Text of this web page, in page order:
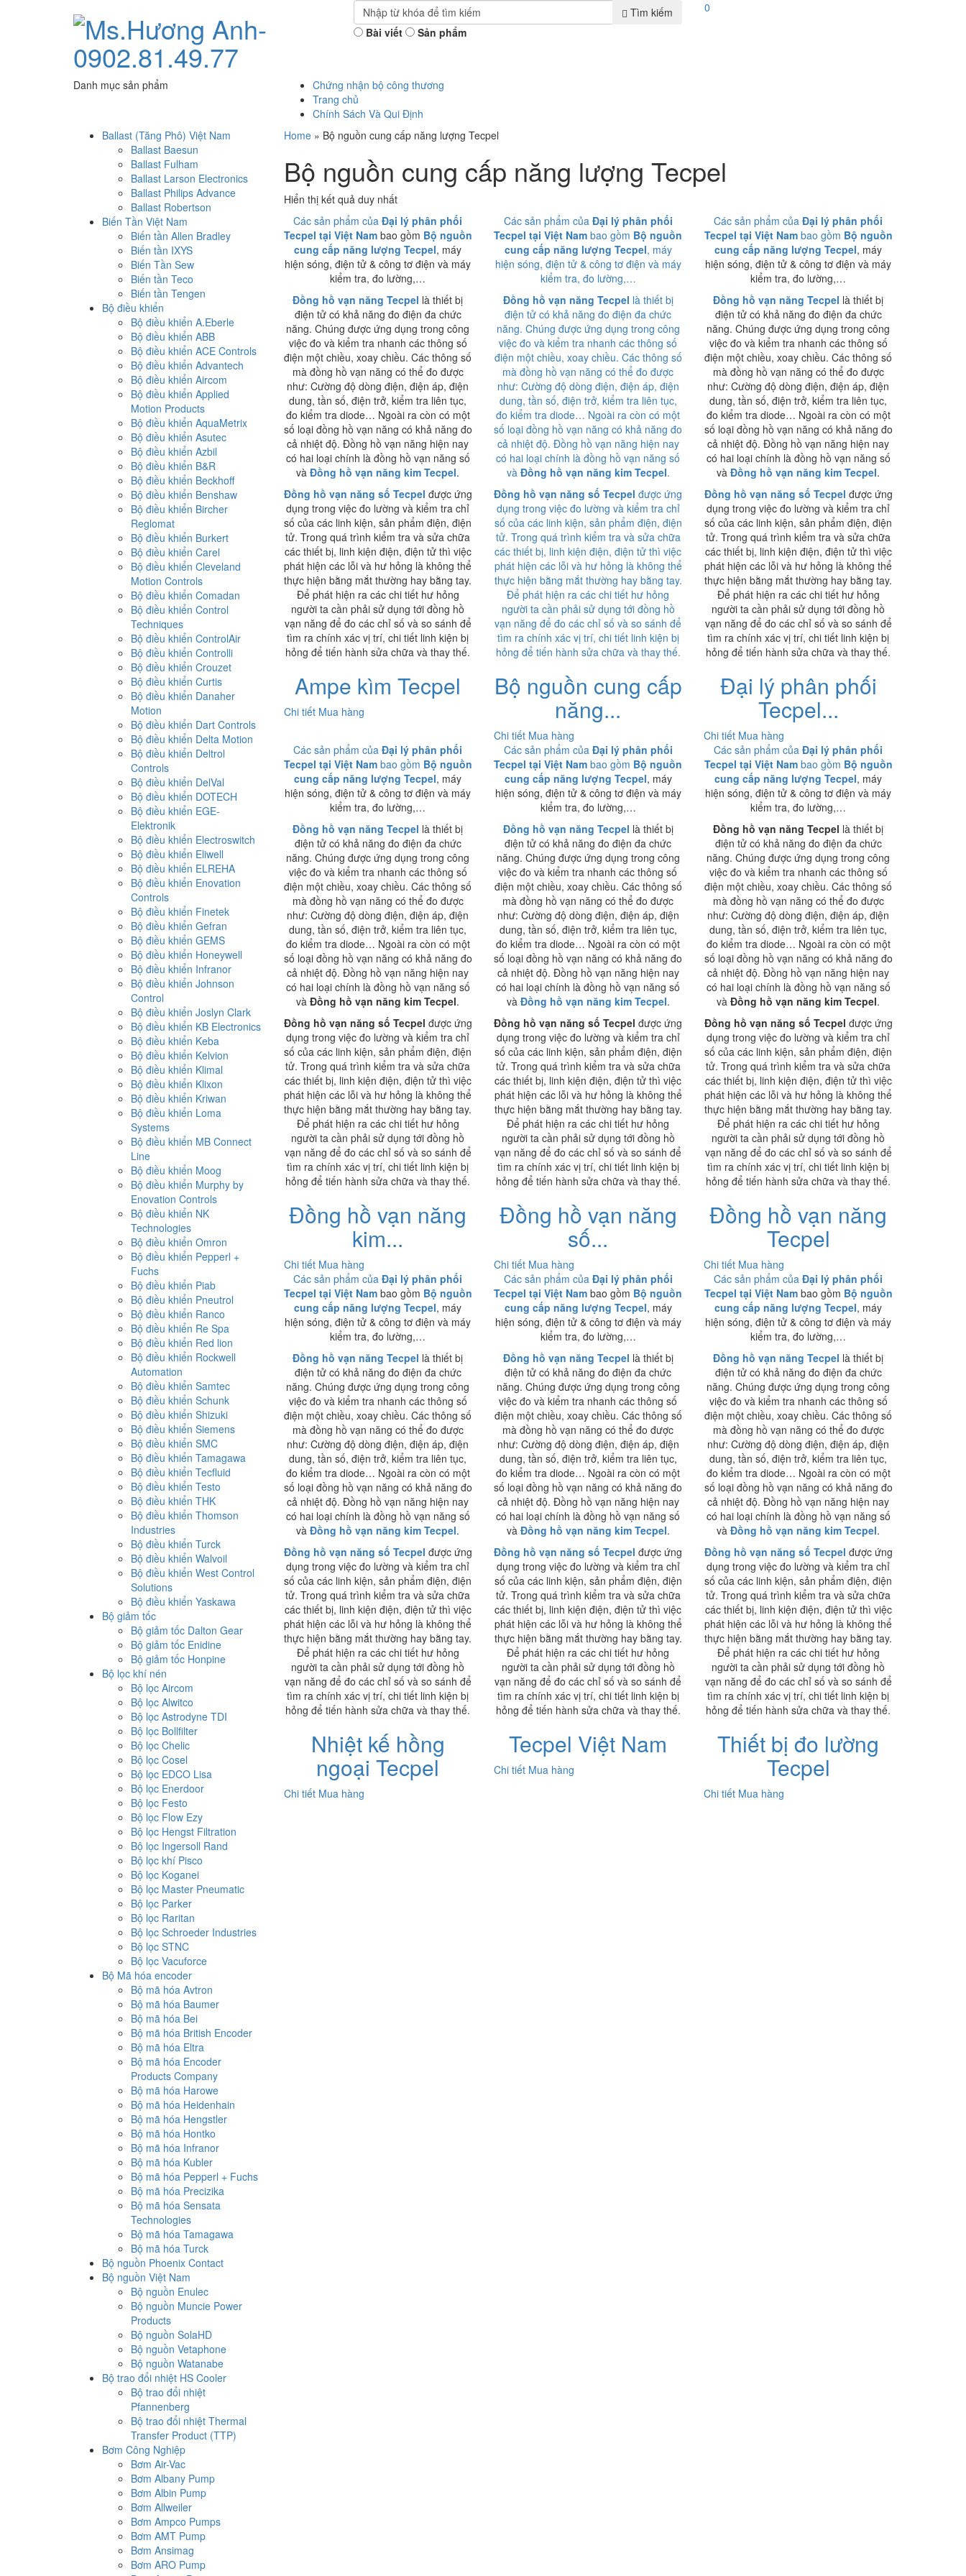
Tìm kiếm
Bài viết
Sản phẩm
0
Danh mục sản phẩm
Chứng nhận bộ công thương
Trang chủ
Chính Sách Và Qui Định
Home» Bộ nguồn cung cấp năng lượng Tecpel
Bộ nguồn cung cấp năng lượng Tecpel
Hiển thị kết quả duy nhất
Các sản phẩm củaĐại lý phân phối
Tecpel tại Việt Nambao gồm Bộ nguồn
cung cấp năng lượng Tecpel, máy
hiện sóng, điện tử & công tơ điện và máy
kiểm tra, đo lường,…
Đồng hồ vạn năng Tecpel là thiết bị
điện tử có khả năng đo điện đa chức
năng. Chúng được ứng dụng trong công
việc đo và kiểm tra nhanh các thông số
điện một chiều, xoay chiều. Các thông số
mà đồng hồ vạn năng có thể đo được
như: Cường độ dòng điện, điện áp, điện
dung, tần số, điện trở, kiểm tra liên tục,
đo kiểm tra diode… Ngoài ra còn có một
số loại đồng hồ vạn năng có khả năng đo
cả nhiệt độ. Đồng hồ vạn năng hiện nay
có hai loại chính là đồng hồ vạn năng số
vàĐồng hồ vạn năng kim Tecpel.
Đồng hồ vạn năng số Tecpel được ứng
dụng trong việc đo lường và kiểm tra chỉ
số của các linh kiện, sản phẩm điện, điện
tử. Trong quá trình kiểm tra và sửa chữa
các thiết bị, linh kiện điện, điện tử thì việc
phát hiện các lỗi và hư hỏng là không thể
thực hiện bằng mắt thường hay bằng tay.
Để phát hiện ra các chi tiết hư hỏng
người ta cần phải sử dụng tới đồng hồ
vạn năng để đo các chỉ số và so sánh để
tìm ra chính xác vị trí, chi tiết linh kiện bị
hỏng để tiến hành sửa chữa và thay thế.
Ampe kìm Tecpel
Chi tiết Mua hàng
Các sản phẩm của Đại lý phân phối
Tecpel tại Việt Nam bao gồm Bộ nguồn
cung cấp năng lượng Tecpel, máy
hiện sóng, điện tử & công tơ điện và máy
kiểm tra, đo lường,…
Đồng hồ vạn năng Tecpel là thiết bị
điện tử có khả năng đo điện đa chức
năng. Chúng được ứng dụng trong công
việc đo và kiểm tra nhanh các thông số
điện một chiều, xoay chiều. Các thông số
mà đồng hồ vạn năng có thể đo được
như: Cường độ dòng điện, điện áp, điện
dung, tần số, điện trở, kiểm tra liên tục,
đo kiểm tra diode… Ngoài ra còn có một
số loại đồng hồ vạn năng có khả năng đo
cả nhiệt độ. Đồng hồ vạn năng hiện nay
có hai loại chính là đồng hồ vạn năng số
và Đồng hồ vạn năng kim Tecpel.
Đồng hồ vạn năng số Tecpel được ứng
dụng trong việc đo lường và kiểm tra chỉ
số của các linh kiện, sản phẩm điện, điện
tử. Trong quá trình kiểm tra và sửa chữa
các thiết bị, linh kiện điện, điện tử thì việc
phát hiện các lỗi và hư hỏng là không thể
thực hiện bằng mắt thường hay bằng tay.
Để phát hiện ra các chi tiết hư hỏng
người ta cần phải sử dụng tới đồng hồ
vạn năng để đo các chỉ số và so sánh để
tìm ra chính xác vị trí, chi tiết linh kiện bị
hỏng để tiến hành sửa chữa và thay thế.
Bộ nguồn cung cấp
năng...
Chi tiết Mua hàng
Các sản phẩm củaĐại lý phân phối
Tecpel tại Việt Nambao gồm Bộ nguồn
cung cấp năng lượng Tecpel, máy
hiện sóng, điện tử & công tơ điện và máy
kiểm tra, đo lường,…
Đồng hồ vạn năng Tecpel là thiết bị
điện tử có khả năng đo điện đa chức
năng. Chúng được ứng dụng trong công
việc đo và kiểm tra nhanh các thông số
điện một chiều, xoay chiều. Các thông số
mà đồng hồ vạn năng có thể đo được
như: Cường độ dòng điện, điện áp, điện
dung, tần số, điện trở, kiểm tra liên tục,
đo kiểm tra diode… Ngoài ra còn có một
số loại đồng hồ vạn năng có khả năng đo
cả nhiệt độ. Đồng hồ vạn năng hiện nay
có hai loại chính là đồng hồ vạn năng số
vàĐồng hồ vạn năng kim Tecpel.
Đồng hồ vạn năng số Tecpel được ứng
dụng trong việc đo lường và kiểm tra chỉ
số của các linh kiện, sản phẩm điện, điện
tử. Trong quá trình kiểm tra và sửa chữa
các thiết bị, linh kiện điện, điện tử thì việc
phát hiện các lỗi và hư hỏng là không thể
thực hiện bằng mắt thường hay bằng tay.
Để phát hiện ra các chi tiết hư hỏng
người ta cần phải sử dụng tới đồng hồ
vạn năng để đo các chỉ số và so sánh để
tìm ra chính xác vị trí, chi tiết linh kiện bị
hỏng để tiến hành sửa chữa và thay thế.
Đại lý phân phối
Tecpel...
Chi tiết Mua hàng
Các sản phẩm củaĐại lý phân phối
Tecpel tại Việt Nambao gồm Bộ nguồn
cung cấp năng lượng Tecpel, máy
hiện sóng, điện tử & công tơ điện và máy
kiểm tra, đo lường,…
Đồng hồ vạn năng Tecpel là thiết bị
điện tử có khả năng đo điện đa chức
năng. Chúng được ứng dụng trong công
việc đo và kiểm tra nhanh các thông số
điện một chiều, xoay chiều. Các thông số
mà đồng hồ vạn năng có thể đo được
như: Cường độ dòng điện, điện áp, điện
dung, tần số, điện trở, kiểm tra liên tục,
đo kiểm tra diode… Ngoài ra còn có một
số loại đồng hồ vạn năng có khả năng đo
cả nhiệt độ. Đồng hồ vạn năng hiện nay
có hai loại chính là đồng hồ vạn năng số
vàĐồng hồ vạn năng kim Tecpel.
Đồng hồ vạn năng số Tecpel được ứng
dụng trong việc đo lường và kiểm tra chỉ
số của các linh kiện, sản phẩm điện, điện
tử. Trong quá trình kiểm tra và sửa chữa
các thiết bị, linh kiện điện, điện tử thì việc
phát hiện các lỗi và hư hỏng là không thể
thực hiện bằng mắt thường hay bằng tay.
Để phát hiện ra các chi tiết hư hỏng
người ta cần phải sử dụng tới đồng hồ
vạn năng để đo các chỉ số và so sánh để
tìm ra chính xác vị trí, chi tiết linh kiện bị
hỏng để tiến hành sửa chữa và thay thế.
Đồng hồ vạn năng
kim...
Chi tiết Mua hàng
Các sản phẩm của Đại lý phân phối
Tecpel tại Việt Nam bao gồm Bộ nguồn
cung cấp năng lượng Tecpel, máy
hiện sóng, điện tử & công tơ điện và máy
kiểm tra, đo lường,…
Đồng hồ vạn năng Tecpel là thiết bị
điện tử có khả năng đo điện đa chức
năng. Chúng được ứng dụng trong công
việc đo và kiểm tra nhanh các thông số
điện một chiều, xoay chiều. Các thông số
mà đồng hồ vạn năng có thể đo được
như: Cường độ dòng điện, điện áp, điện
dung, tần số, điện trở, kiểm tra liên tục,
đo kiểm tra diode… Ngoài ra còn có một
số loại đồng hồ vạn năng có khả năng đo
cả nhiệt độ. Đồng hồ vạn năng hiện nay
có hai loại chính là đồng hồ vạn năng số
và Đồng hồ vạn năng kim Tecpel.
Đồng hồ vạn năng số Tecpel được ứng
dụng trong việc đo lường và kiểm tra chỉ
số của các linh kiện, sản phẩm điện, điện
tử. Trong quá trình kiểm tra và sửa chữa
các thiết bị, linh kiện điện, điện tử thì việc
phát hiện các lỗi và hư hỏng là không thể
thực hiện bằng mắt thường hay bằng tay.
Để phát hiện ra các chi tiết hư hỏng
người ta cần phải sử dụng tới đồng hồ
vạn năng để đo các chỉ số và so sánh để
tìm ra chính xác vị trí, chi tiết linh kiện bị
hỏng để tiến hành sửa chữa và thay thế.
Đồng hồ vạn năng
số...
Chi tiết Mua hàng
Các sản phẩm củaĐại lý phân phối
Tecpel tại Việt Nambao gồm Bộ nguồn
cung cấp năng lượng Tecpel, máy
hiện sóng, điện tử & công tơ điện và máy
kiểm tra, đo lường,…
Đồng hồ vạn năng Tecpel là thiết bị
điện tử có khả năng đo điện đa chức
năng. Chúng được ứng dụng trong công
việc đo và kiểm tra nhanh các thông số
điện một chiều, xoay chiều. Các thông số
mà đồng hồ vạn năng có thể đo được
như: Cường độ dòng điện, điện áp, điện
dung, tần số, điện trở, kiểm tra liên tục,
đo kiểm tra diode… Ngoài ra còn có một
số loại đồng hồ vạn năng có khả năng đo
cả nhiệt độ. Đồng hồ vạn năng hiện nay
có hai loại chính là đồng hồ vạn năng số
vàĐồng hồ vạn năng kim Tecpel.
Đồng hồ vạn năng số Tecpel được ứng
dụng trong việc đo lường và kiểm tra chỉ
số của các linh kiện, sản phẩm điện, điện
tử. Trong quá trình kiểm tra và sửa chữa
các thiết bị, linh kiện điện, điện tử thì việc
phát hiện các lỗi và hư hỏng là không thể
thực hiện bằng mắt thường hay bằng tay.
Để phát hiện ra các chi tiết hư hỏng
người ta cần phải sử dụng tới đồng hồ
vạn năng để đo các chỉ số và so sánh để
tìm ra chính xác vị trí, chi tiết linh kiện bị
hỏng để tiến hành sửa chữa và thay thế.
Đồng hồ vạn năng
Tecpel
Chi tiết Mua hàng
Các sản phẩm củaĐại lý phân phối
Tecpel tại Việt Nambao gồm Bộ nguồn
cung cấp năng lượng Tecpel, máy
hiện sóng, điện tử & công tơ điện và máy
kiểm tra, đo lường,…
Đồng hồ vạn năng Tecpel là thiết bị
điện tử có khả năng đo điện đa chức
năng. Chúng được ứng dụng trong công
việc đo và kiểm tra nhanh các thông số
điện một chiều, xoay chiều. Các thông số
mà đồng hồ vạn năng có thể đo được
như: Cường độ dòng điện, điện áp, điện
dung, tần số, điện trở, kiểm tra liên tục,
đo kiểm tra diode… Ngoài ra còn có một
số loại đồng hồ vạn năng có khả năng đo
cả nhiệt độ. Đồng hồ vạn năng hiện nay
có hai loại chính là đồng hồ vạn năng số
vàĐồng hồ vạn năng kim Tecpel.
Đồng hồ vạn năng số Tecpel được ứng
dụng trong việc đo lường và kiểm tra chỉ
số của các linh kiện, sản phẩm điện, điện
tử. Trong quá trình kiểm tra và sửa chữa
các thiết bị, linh kiện điện, điện tử thì việc
phát hiện các lỗi và hư hỏng là không thể
thực hiện bằng mắt thường hay bằng tay.
Để phát hiện ra các chi tiết hư hỏng
người ta cần phải sử dụng tới đồng hồ
vạn năng để đo các chỉ số và so sánh để
tìm ra chính xác vị trí, chi tiết linh kiện bị
hỏng để tiến hành sửa chữa và thay thế.
Nhiệt kế hồng
ngoại Tecpel
Chi tiết Mua hàng
Các sản phẩm của Đại lý phân phối
Tecpel tại Việt Nam bao gồm Bộ nguồn
cung cấp năng lượng Tecpel, máy
hiện sóng, điện tử & công tơ điện và máy
kiểm tra, đo lường,…
Đồng hồ vạn năng Tecpel là thiết bị
điện tử có khả năng đo điện đa chức
năng. Chúng được ứng dụng trong công
việc đo và kiểm tra nhanh các thông số
điện một chiều, xoay chiều. Các thông số
mà đồng hồ vạn năng có thể đo được
như: Cường độ dòng điện, điện áp, điện
dung, tần số, điện trở, kiểm tra liên tục,
đo kiểm tra diode… Ngoài ra còn có một
số loại đồng hồ vạn năng có khả năng đo
cả nhiệt độ. Đồng hồ vạn năng hiện nay
có hai loại chính là đồng hồ vạn năng số
và Đồng hồ vạn năng kim Tecpel.
Đồng hồ vạn năng số Tecpel được ứng
dụng trong việc đo lường và kiểm tra chỉ
số của các linh kiện, sản phẩm điện, điện
tử. Trong quá trình kiểm tra và sửa chữa
các thiết bị, linh kiện điện, điện tử thì việc
phát hiện các lỗi và hư hỏng là không thể
thực hiện bằng mắt thường hay bằng tay.
Để phát hiện ra các chi tiết hư hỏng
người ta cần phải sử dụng tới đồng hồ
vạn năng để đo các chỉ số và so sánh để
tìm ra chính xác vị trí, chi tiết linh kiện bị
hỏng để tiến hành sửa chữa và thay thế.
Tecpel Việt Nam
Chi tiết Mua hàng
Các sản phẩm củaĐại lý phân phối
Tecpel tại Việt Nambao gồm Bộ nguồn
cung cấp năng lượng Tecpel, máy
hiện sóng, điện tử & công tơ điện và máy
kiểm tra, đo lường,…
Đồng hồ vạn năng Tecpel là thiết bị
điện tử có khả năng đo điện đa chức
năng. Chúng được ứng dụng trong công
việc đo và kiểm tra nhanh các thông số
điện một chiều, xoay chiều. Các thông số
mà đồng hồ vạn năng có thể đo được
như: Cường độ dòng điện, điện áp, điện
dung, tần số, điện trở, kiểm tra liên tục,
đo kiểm tra diode… Ngoài ra còn có một
số loại đồng hồ vạn năng có khả năng đo
cả nhiệt độ. Đồng hồ vạn năng hiện nay
có hai loại chính là đồng hồ vạn năng số
vàĐồng hồ vạn năng kim Tecpel.
Đồng hồ vạn năng số Tecpel được ứng
dụng trong việc đo lường và kiểm tra chỉ
số của các linh kiện, sản phẩm điện, điện
tử. Trong quá trình kiểm tra và sửa chữa
các thiết bị, linh kiện điện, điện tử thì việc
phát hiện các lỗi và hư hỏng là không thể
thực hiện bằng mắt thường hay bằng tay.
Để phát hiện ra các chi tiết hư hỏng
người ta cần phải sử dụng tới đồng hồ
vạn năng để đo các chỉ số và so sánh để
tìm ra chính xác vị trí, chi tiết linh kiện bị
hỏng để tiến hành sửa chữa và thay thế.
Thiết bị đo lường
Tecpel
Chi tiết Mua hàng
Ballast (Tăng Phô) Việt Nam
Ballast Baesun
Ballast Fulham
Ballast Larson Electronics
Ballast Philips Advance
Ballast Robertson
Biến Tần Việt Nam
Biến tần Allen Bradley
Biến tần IXYS
Biến Tần Sew
Biến tần Teco
Biến tần Tengen
Bộ điều khiển
Bộ điều khiển A.Eberle
Bộ điều khiển ABB
Bộ điều khiển ACE Controls
Bộ điều khiển Advantech
Bộ điều khiển Aircom
Bộ điều khiển Applied
Motion Products
Bộ điều khiển AquaMetrix
Bộ điều khiển Asutec
Bộ điều khiển Azbil
Bộ điều khiển B&R
Bộ điều khiển Beckhoff
Bộ điều khiển Benshaw
Bộ điều khiển Bircher
Reglomat
Bộ điều khiển Burkert
Bộ điều khiển Carel
Bộ điều khiển Cleveland
Motion Controls
Bộ điều khiển Comadan
Bộ điều khiển Control
Techniques
Bộ điều khiển ControlAir
Bộ điều khiển Controlli
Bộ điều khiển Crouzet
Bộ điều khiển Curtis
Bộ điều khiển Danaher
Motion
Bộ điều khiển Dart Controls
Bộ điều khiển Delta Motion
Bộ điều khiển Deltrol
Controls
Bộ điều khiển DelVal
Bộ điều khiển DOTECH
Bộ điều khiển EGE-
Elektronik
Bộ điều khiển Electroswitch
Bộ điều khiển Eliwell
Bộ điều khiển ELREHA
Bộ điều khiển Enovation
Controls
Bộ điều khiển Finetek
Bộ điều khiển Gefran
Bộ điều khiển GEMS
Bộ điều khiển Honeywell
Bộ điều khiển Infranor
Bộ điều khiển Johnson
Control
Bộ điều khiển Joslyn Clark
Bộ điều khiển KB Electronics
Bộ điều khiển Keba
Bộ điều khiển Kelvion
Bộ điều khiển Klimal
Bộ điều khiển Klixon
Bộ điều khiển Kriwan
Bộ điều khiển Loma
Systems
Bộ điều khiển MB Connect
Line
Bộ điều khiển Moog
Bộ điều khiển Murphy by
Enovation Controls
Bộ điều khiển NK
Technologies
Bộ điều khiển Omron
Bộ điều khiển Pepperl +
Fuchs
Bộ điều khiển Piab
Bộ điều khiển Pneutrol
Bộ điều khiển Ranco
Bộ điều khiển Re Spa
Bộ điều khiển Red lion
Bộ điều khiển Rockwell
Automation
Bộ điều khiển Samtec
Bộ điều khiển Schunk
Bộ điều khiển Shizuki
Bộ điều khiển Siemens
Bộ điều khiển SMC
Bộ điều khiển Tamagawa
Bộ điều khiển Tecfluid
Bộ điều khiển Testo
Bộ điều khiển THK
Bộ điều khiển Thomson
Industries
Bộ điều khiển Turck
Bộ điều khiển Walvoil
Bộ điều khiển West Control
Solutions
Bộ điều khiển Yaskawa
Bộ giảm tốc
Bộ giảm tốc Dalton Gear
Bộ giảm tốc Enidine
Bộ giảm tốc Honpine
Bộ lọc khí nén
Bộ lọc Aircom
Bộ lọc Alwitco
Bộ lọc Astrodyne TDI
Bộ lọc Bollfilter
Bộ lọc Chelic
Bộ lọc Cosel
Bộ lọc EDCO Lisa
Bộ lọc Enerdoor
Bộ lọc Festo
Bộ lọc Flow Ezy
Bộ lọc Hengst Filtration
Bộ lọc Ingersoll Rand
Bộ lọc khí Pisco
Bộ lọc Koganei
Bộ lọc Master Pneumatic
Bộ lọc Parker
Bộ lọc Raritan
Bộ lọc Schroeder Industries
Bộ lọc STNC
Bộ lọc Vacuforce
Bộ Mã hóa encoder
Bộ mã hóa Avtron
Bộ mã hóa Baumer
Bộ mã hóa Bei
Bộ mã hóa British Encoder
Bộ mã hóa Eltra
Bộ mã hóa Encoder
Products Company
Bộ mã hóa Harowe
Bộ mã hóa Heidenhain
Bộ mã hóa Hengstler
Bộ mã hóa Hontko
Bộ mã hóa Infranor
Bộ mã hóa Kubler
Bộ mã hóa Pepperl + Fuchs
Bộ mã hóa Precizika
Bộ mã hóa Sensata
Technologies
Bộ mã hóa Tamagawa
Bộ mã hóa Turck
Bộ nguồn Phoenix Contact
Bộ nguồn Việt Nam
Bộ nguồn Enulec
Bộ nguồn Muncie Power
Products
Bộ nguồn SolaHD
Bộ nguồn Vetaphone
Bộ nguồn Watanabe
Bộ trao đổi nhiệt HS Cooler
Bộ trao đổi nhiệt
Pfannenberg
Bộ trao đổi nhiệt Thermal
Transfer Product (TTP)
Bơm Công Nghiệp
Bơm Air-Vac
Bơm Albany Pump
Bơm Albin Pump
Bơm Allweiler
Bơm Ampco Pumps
Bơm AMT Pump
Bơm Ansimag
Bơm ARO Pump